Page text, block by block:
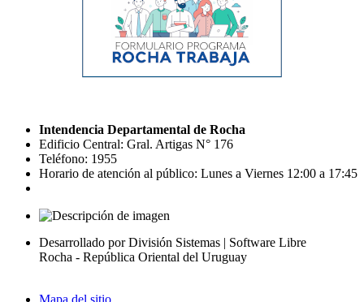
Intendencia Departamental de Rocha
Edificio Central: Gral. Artigas N° 176
Teléfono: 1955
Horario de atención al público: Lunes a Viernes 12:00 a 17:45
Desarrollado por División Sistemas | Software Libre
Rocha - República Oriental del Uruguay
Mapa del sitio